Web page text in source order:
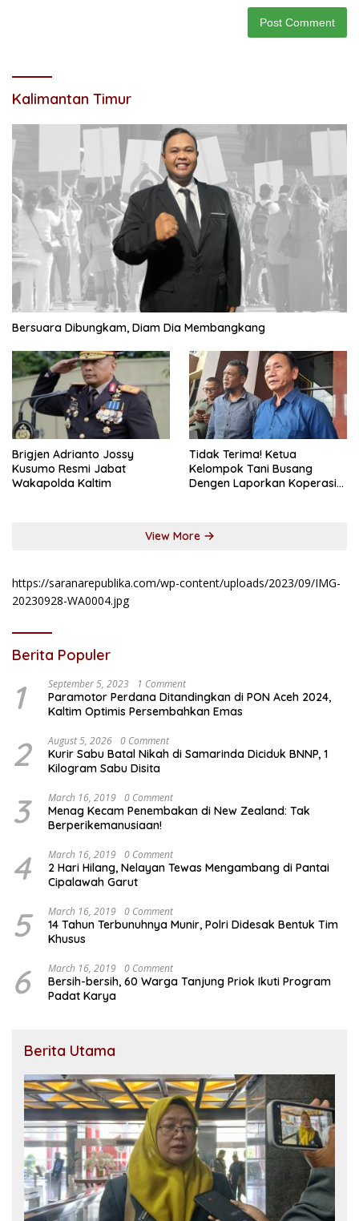
Kalimantan Timur
Bersuara Dibungkam, Diam Dia Membangkang
Brigjen Adrianto Jossy
Kusumo Resmi Jabat
Wakapolda Kaltim
Tidak Terima! Ketua
Kelompok Tani Busang
Dengen Laporkan Koperasi
View More
https://saranarepublika.com/wp-content/uploads/2023/09/IMG-
20230928-WA0004.jpg
Berita Populer
1 September 5, 2023 1 Comment
Paramotor Perdana Ditandingkan di PON Aceh 2024,
Kaltim Optimis Persembahkan Emas
2 August 5, 2026 0 Comment
Kurir Sabu Batal Nikah di Samarinda Diciduk BNNP, 1
Kilogram Sabu Disita
3 March 16, 2019 0 Comment
Menag Kecam Penembakan di New Zealand: Tak
Berperikemanusiaan!
4 March 16, 2019 0 Comment
2 Hari Hilang, Nelayan Tewas Mengambang di Pantai
Cipalawah Garut
5 March 16, 2019 0 Comment
14 Tahun Terbunuhnya Munir, Polri Didesak Bentuk Tim
Khusus
6 March 16, 2019 0 Comment
Bersih-bersih, 60 Warga Tanjung Priok Ikuti Program
Padat Karya
Berita Utama